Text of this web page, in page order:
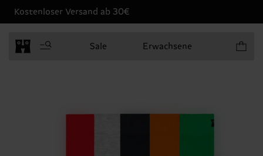
Kostenloser Versand ab 30€
Sale Erwachsene